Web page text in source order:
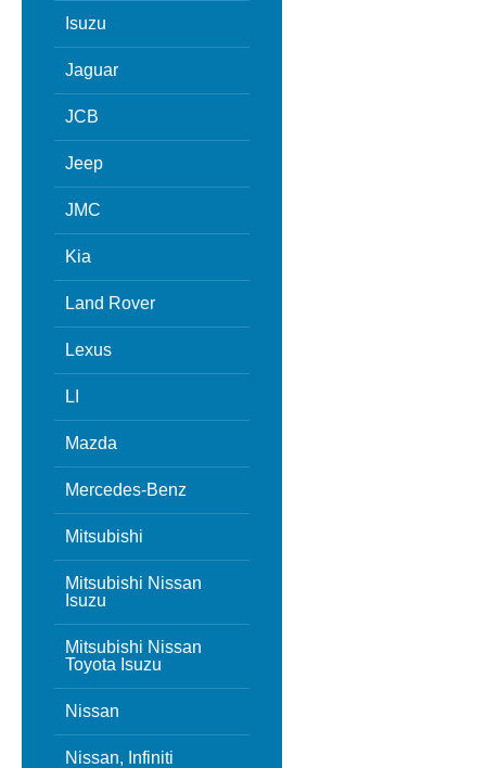
Isuzu
Jaguar
JCB
Jeep
JMC
Kia
Land Rover
Lexus
LI
Mazda
Mercedes-Benz
Mitsubishi
Mitsubishi Nissan
Isuzu
Mitsubishi Nissan
Toyota Isuzu
Nissan
Nissan, Infiniti